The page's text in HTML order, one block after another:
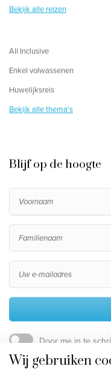
Wij gebruiken
Bekijk alle reizen
All Inclusive
Enkel volwassenen
Huwelijksreis
Bekijk alle thema's
Blijf op de hoogte
Door me in te
van mijn